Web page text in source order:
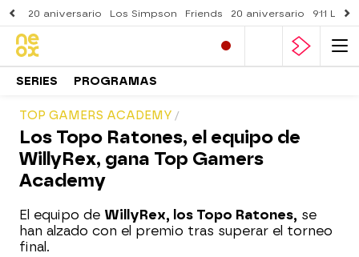
20 aniversario Los Simpson Friends 20 aniversario 911
SERIES PROGRAMAS
TOP GAMERS ACADEMY
Los Topo Ratones, el equipo de
WillyRex, gana Top Gamers
Academy
El equipo de WillyRex, los Topo Ratones, se
han alzado con el premio tras superar el torneo
final.